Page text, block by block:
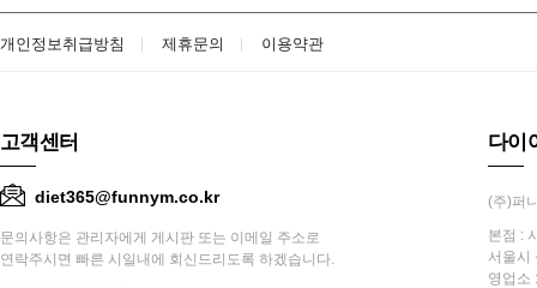
개인정보취급방침 제휴문의 이용약관
고객센터
diet365@funnym.co.kr
문의사항은 관리자에게 게시판 또는 이메일 주소로
연락주시면 빠른 시일내에 회신드리도록 하겠습니다.
다이
(주)퍼
본점 :
서울시
영업소